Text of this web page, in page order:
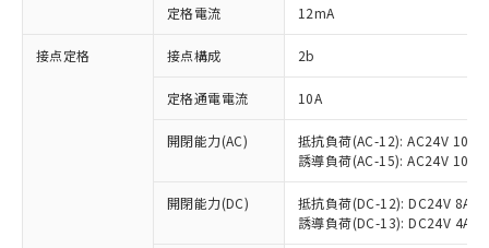
定格電流 12mA
接点定格 接点構成 2b
定格通電電流 10A
開閉能力(AC)
抵抗負荷(AC-12): AC24V 10A/
誘導負荷(AC-15): AC24V
開閉能力(DC)
抵抗負荷(DC-12): DC24V 8A/
誘導負荷(DC-13): DC24V 4A/
ご利用条件
以下の条件をお読みいただき、同意のうえ
ご利用ください。
本サービスは、当社制御機器事業取扱
対応済み：EU RoHS指令（10物質）の
非含有に対応した製品が提供可能な商品で
す。
対応予定：EU RoHS指令（10物質）の非含
有に対応した製品に切り替える予定のある
対応予定なし：EU RoHS指令（10物質）の
非含有に非対応の商品で、対応品を出す予
定はありません。
調査・確認中：EU RoHS指令（10物質）の